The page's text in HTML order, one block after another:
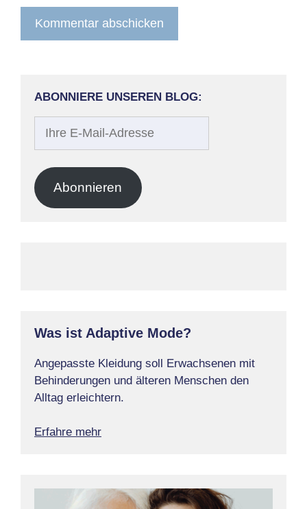
ABONNIERE UNSEREN BLOG:
Adresse
Abonnieren
Was ist Adaptive Mode?
Angepasste Kleidung soll Erwachsenen mit
Behinderungen und älteren Menschen den
Alltag erleichtern.
Erfahre mehr